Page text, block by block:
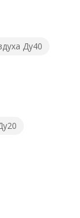
Ду40